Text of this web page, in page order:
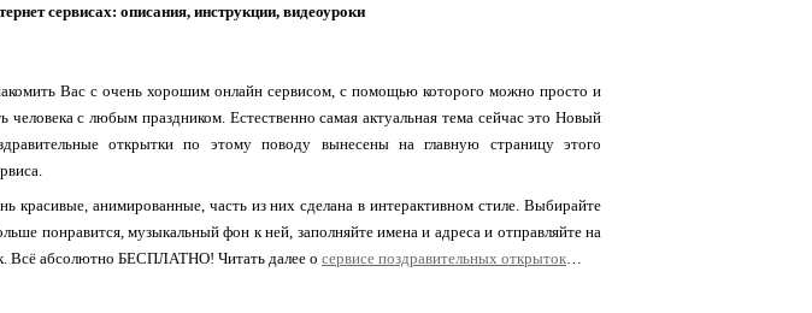
сервисах: описания, инструкции, видеоуроки
Вас с очень хорошим онлайн сервисом, с помощью которого можно просто и
человека с любым праздником. Естественно самая актуальная тема сейчас это Новый
открытки по этому поводу вынесены на главную страницу этого
красивые, анимированные, часть из них сделана в интерактивном стиле. Выбирайте
понравится, музыкальный фон к ней, заполняйте имена и адреса и отправляйте на
Всё абсолютно БЕСПЛАТНО! Читать далее о сервисе поздравительных открыток…